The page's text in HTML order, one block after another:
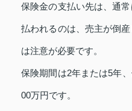
保険金の支払い先は、通
払われるのは、売主が倒
は注意が必要です。
保険期間は2年または5年
00万円です。